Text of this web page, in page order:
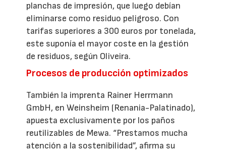
planchas de impresión, que luego debían
eliminarse como residuo peligroso. Con
tarifas superiores a 300 euros por tonelada,
este suponía el mayor coste en la gestión
de residuos, según Oliveira.
Procesos de producción optimizados
También la imprenta Rainer Herrmann
GmbH, en Weinsheim (Renania-Palatinado),
apuesta exclusivamente por los paños
reutilizables de Mewa. “Prestamos mucha
atención a la sostenibilidad”, afirma su